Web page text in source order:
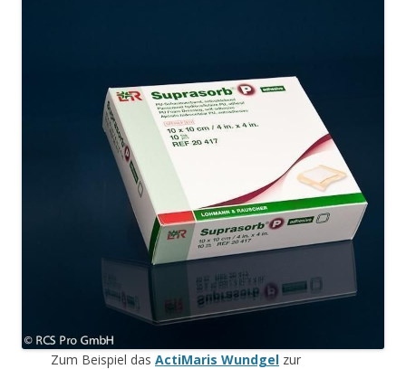
Zum Beispiel das ActiMaris Wundgel zur